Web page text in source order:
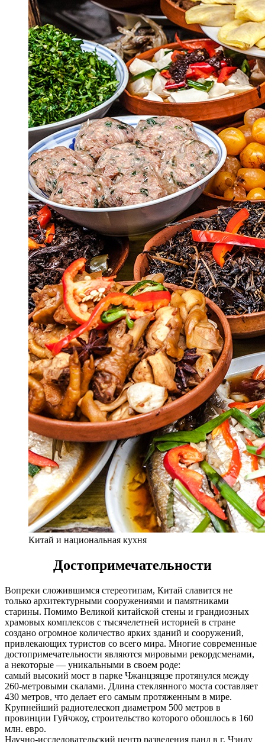
Китай и национальная кухня
Достопримечательности
Вопреки сложившимся стереотипам, Китай славится не
только архитектурными сооружениями и памятниками
старины. Помимо Великой китайской стены и грандиозных
храмовых комплексов с тысячелетней историей в стране
создано огромное количество ярких зданий и сооружений,
привлекающих туристов со всего мира. Многие современные
достопримечательности являются мировыми рекордсменами,
а некоторые — уникальными в своем роде:
самый высокий мост в парке Чжанцзяцзе протянулся между
260-метровыми скалами. Длина стеклянного моста составляет
430 метров, что делает его самым протяженным в мире.
Крупнейший радиотелескоп диаметром 500 метров в
провинции Гуйчжоу, строительство которого обошлось в 160
млн. евро.
Научно-исследовательский центр разведения панд в г. Чэнду